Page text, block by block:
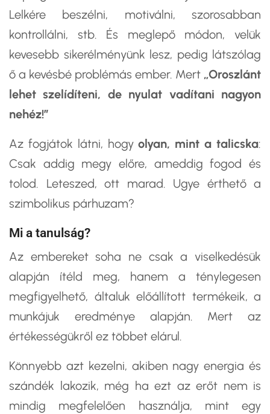
Lelkére beszélni, motiválni, szorosabban
kontrollálni, stb. És meglepő módon, velük
kevesebb sikerélményünk lesz, pedig látszólag
ő a kevésbé problémás ember. Mert „Oroszlánt
lehet szelídíteni, de nyulat vadítani nagyon
nehéz!”
Az fogjátok látni, hogyolyan, mint a talicska:
Csak addig megy előre, ameddig fogod és
tolod. Leteszed, ott marad. Ugye érthető a
szimbolikus párhuzam?
Mi a tanulság?
Az embereket soha ne csak a viselkedésük
alapján ítéld meg, hanem a ténylegesen
megfigyelhető, általuk előállított termékeik, a
munkájuk eredménye alapján. Mert az
értékességükről ez többet elárul.
Könnyebb azt kezelni, akiben nagy energia és
szándék lakozik, még ha ezt az erőt nem is
mindig megfelelően használja, mint egy